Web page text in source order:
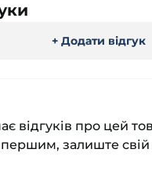
+ Додати відгук
відгуків про цей
першим, залиште свій